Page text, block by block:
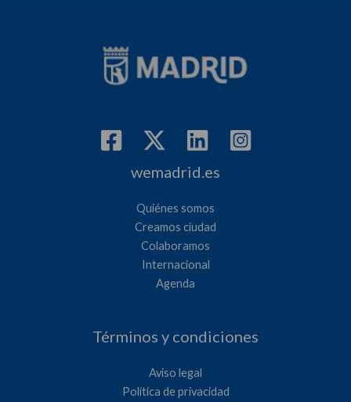
wemadrid.es
Quiénes somos
Creamos ciudad
Colaboramos
Internacional
Agenda
Términos y condiciones
Aviso legal
Política de privacidad